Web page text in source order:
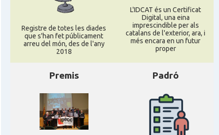
Registre de totes les diades
que s'han fet públicament
arreu del món, des de l'any
2018
L'IDCAT és un Certificat
Digital, una eina
imprescindible per als
catalans de l'exterior, ara, i
més encara en un futur
proper
Premis Padró